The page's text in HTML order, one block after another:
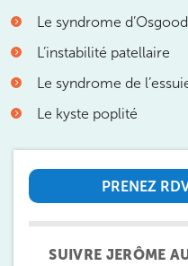
PRENEZ
PRENEZ
SUIVRE JERÔME
Le syndrome
L’instabilité patellaire
Le syndrome de
Le kyste poplité
Prenez RDV sur
IK PARIS 8 –
20 Rue de la
01 55 06 05 07
Prenez RDV sur